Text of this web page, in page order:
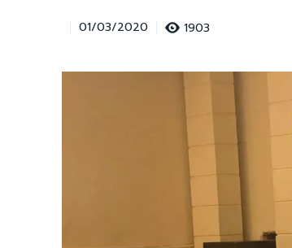
01/03/2020 1903